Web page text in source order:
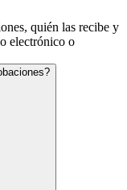
quién las recibe y
electrónico o